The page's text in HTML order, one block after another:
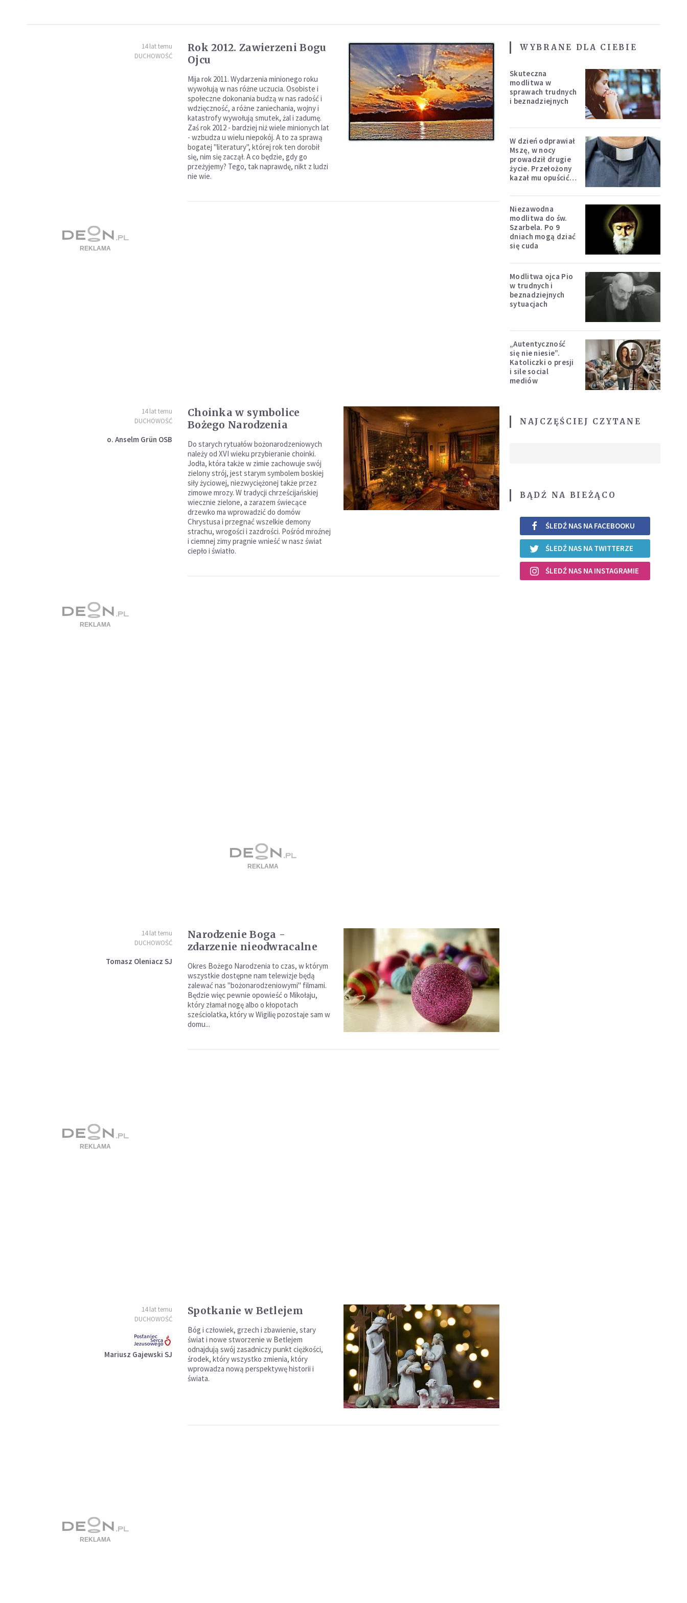
14 lat temu
DUCHOWOŚĆ
Rok 2012. Zawierzeni Bogu
Ojcu
Mija rok 2011. Wydarzenia minionego roku
wywołują w nas różne uczucia. Osobiste i
społeczne dokonania budzą w nas radość i
wdzięczność, a różne zaniechania, wojny i
katastrofy wywołują smutek, żal i zadumę.
Zaś rok 2012 - bardziej niż wiele minionych lat
- wzbudza u wielu niepokój. A to za sprawą
bogatej "literatury", której rok ten dorobił
się, nim się zaczął. A co będzie, gdy go
przeżyjemy? Tego, tak naprawdę, nikt z ludzi
nie wie.
14 lat temu
DUCHOWOŚĆ
o. Anselm Grün OSB
Choinka w symbolice
Bożego Narodzenia
Do starych rytuałów bożonarodzeniowych
należy od XVI wieku przybieranie choinki.
Jodła, która także w zimie zachowuje swój
zielony strój, jest starym symbolem boskiej
siły życiowej, niezwyciężonej także przez
zimowe mrozy. W tradycji chrześcijańskiej
wiecznie zielone, a zarazem świecące
drzewko ma wprowadzić do domów
Chrystusa i przegnać wszelkie demony
strachu, wrogości i zazdrości. Pośród mroźnej
i ciemnej zimy pragnie wnieść w nasz świat
ciepło i światło.
14 lat temu
DUCHOWOŚĆ
Tomasz Oleniacz SJ
Narodzenie Boga -
zdarzenie nieodwracalne
Okres Bożego Narodzenia to czas, w którym
wszystkie dostępne nam telewizje będą
zalewać nas "bożonarodzeniowymi" filmami.
Będzie więc pewnie opowieść o Mikołaju,
który złamał nogę albo o kłopotach
sześciolatka, który w Wigilię pozostaje sam w
domu...
14 lat temu
DUCHOWOŚĆ
Mariusz Gajewski SJ
Spotkanie w Betlejem
Bóg i człowiek, grzech i zbawienie, stary
świat i nowe stworzenie w Betlejem
odnajdują swój zasadniczy punkt ciężkości,
środek, który wszystko zmienia, który
wprowadza nową perspektywę historii i
świata.
WYBRANE DLA CIEBIE
Skuteczna
modlitwa w
sprawach trudnych
i beznadziejnych
W dzień odprawiał
Mszę, w nocy
prowadził drugie
życie. Przełożony
kazał mu opuścić
Niezawodna
modlitwa do św.
Szarbela. Po 9
dniach mogą dziać
się cuda
Modlitwa ojca Pio
w trudnych i
beznadziejnych
sytuacjach
„Autentyczność
się nie niesie”.
Katoliczki o presji
i sile social
mediów
NAJCZĘŚCIEJ CZYTANE
BĄDŹ NA BIEŻĄCO
ŚLEDŹ NAS NA FACEBOOKU
ŚLEDŹ NAS NA TWITTERZE
ŚLEDŹ NAS NA INSTAGRAMIE